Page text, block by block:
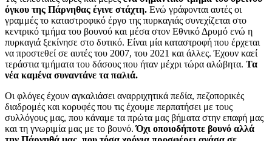
όγκου της Πάρνηθας έγινε στάχτη. Ενώ γράφονται αυτές οι
γραμμές το καταστροφικό έργο της πυρκαγιάς συνεχίζεται στο
κεντρικό τμήμα του βουνού και μέσα στον Εθνικό Δρυμό ενώ η
πυρκαγιά ξεκίνησε στο δυτικό. Είναι μία καταστροφή που έρχεται
να προστεθεί σε αυτές του 2007, του 2021 και άλλες. Έχουν καεί
τεράστια τμήματα του δάσους που ήταν μέχρι τώρα αλώβητα. Τα
νέα καμένα συναντάνε τα παλιά.
Οι φλόγες έχουν αγκαλιάσει αναρριχητικά πεδία, πεζοπορικές
διαδρομές και κορυφές που τις έχουμε περπατήσει με τους
συλλόγους μας, που κάναμε τα πρώτα μας βήματα στην επαφή μας
και τη γνωριμία μας με το βουνό.Όχι οποιοδήποτε βουνό αλλά